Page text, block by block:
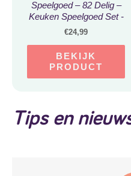
Speelgoed – 82 Delig –
Keuken Speelgoed Set -
Kinderen Rollenspel
– Voedsel Snijspeelgoed
Voor Kinderen Vanaf 3 4
€24,99
BEKIJK
PRODUCT
Tips en